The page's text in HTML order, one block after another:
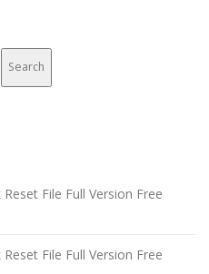
Search
File Full Version Free
File Full Version Free